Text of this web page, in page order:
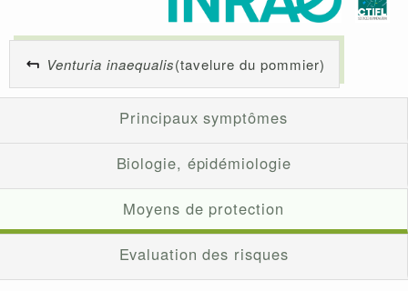
Venturia inaequalis(tavelure du pommier)
Principaux symptômes
Biologie, épidémiologie
Moyens de protection
Evaluation des risques